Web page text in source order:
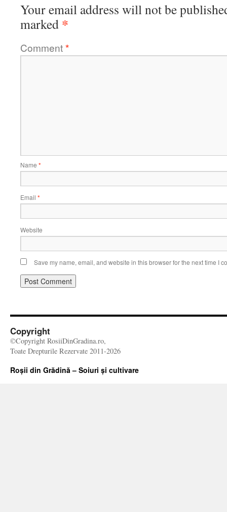
Your email address will not be
marked *
Comment*
Name *
Email *
Website
Save my name, email, and website in this browser for the next time I
Copyright
©Copyright RosiiDinGradina.ro,
Toate Drepturile Rezervate 2011-2026
Roșii din Grădină – Soiuri și cultivare